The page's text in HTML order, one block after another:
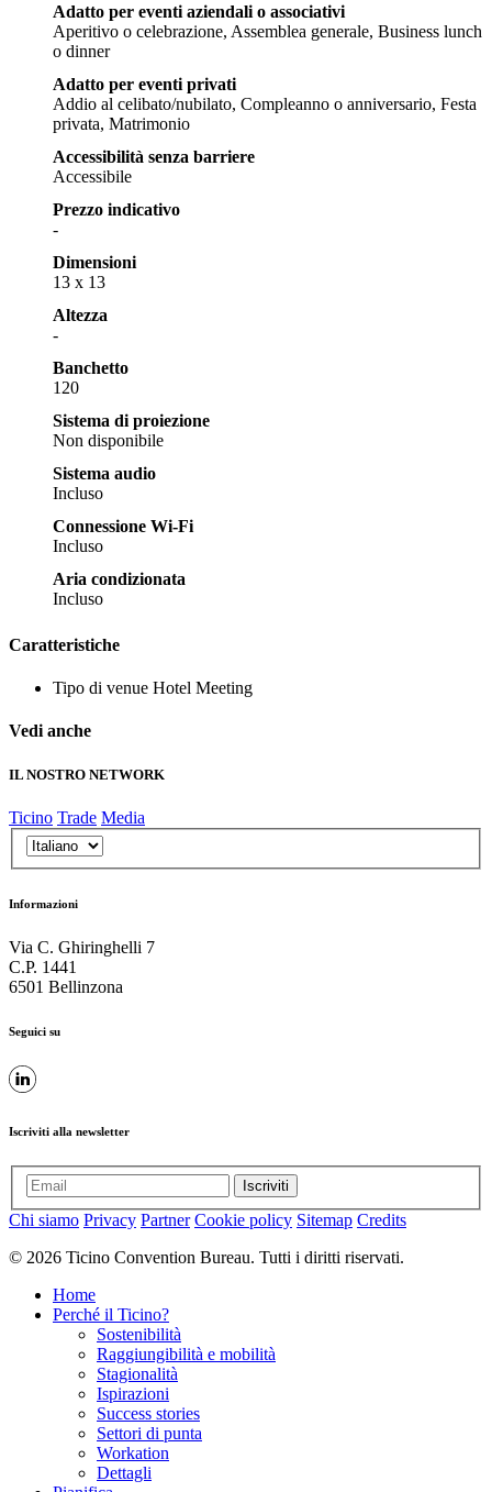
Adatto per eventi aziendali o associativi
Aperitivo o celebrazione, Assemblea generale, Business lunch
o dinner
Adatto per eventi privati
Addio al celibato/nubilato, Compleanno o anniversario, Festa
privata, Matrimonio
Accessibilità senza barriere
Accessibile
Prezzo indicativo
-
Dimensioni
13 x 13
Altezza
-
Banchetto
120
Sistema di proiezione
Non disponibile
Sistema audio
Incluso
Connessione Wi-Fi
Incluso
Aria condizionata
Incluso
Caratteristiche
Tipo di venue Hotel Meeting
Vedi anche
IL NOSTRO NETWORK
Ticino Trade Media
Informazioni
Via C. Ghiringhelli 7
C.P. 1441
6501 Bellinzona
Seguici su
Iscriviti alla newsletter
Iscriviti
Chi siamo Privacy Partner Cookie policy Sitemap Credits
© 2026 Ticino Convention Bureau. Tutti i diritti riservati.
Home
Perché il Ticino?
Sostenibilità
Raggiungibilità e mobilità
Stagionalità
Ispirazioni
Success stories
Settori di punta
Workation
Dettagli